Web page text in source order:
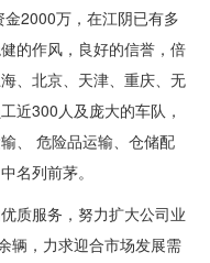
2000万，在江阴已有多
的作风，良好的信誉，倍
、北京、天津、重庆、无
近300人及庞大的车队，
、 危险品运输、仓储配
名列前茅。
质服务，努力扩大公司业
辆，力求迎合市场发展需